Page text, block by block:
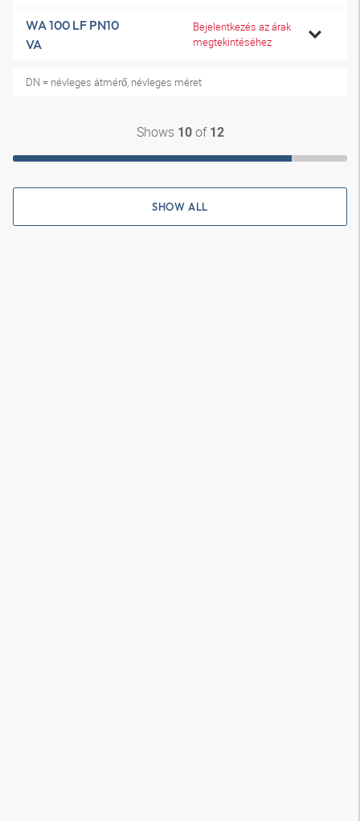
WA 100 LF PN10
VA
Bejelentkezés az árak
megtekintéséhez
DN = névleges átmérő, névleges méret
Shows 10of 12
SHOW ALL